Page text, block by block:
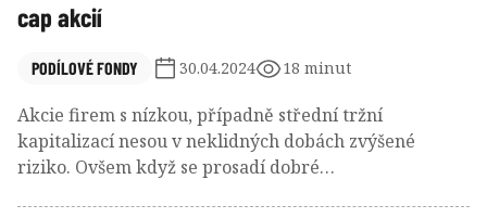
cap akcií
PODÍLOVÉ FONDY 30.04.2024 18 minut
Akcie firem s nízkou, případně střední tržní
kapitalizací nesou v neklidných dobách zvýšené
riziko. Ovšem když se prosadí dobré